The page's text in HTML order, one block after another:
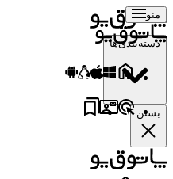
منو
دسته‌بندی‌ها
بستن